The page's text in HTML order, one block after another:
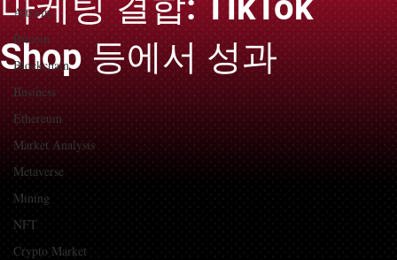
Altcoin
Bitcoin
Blockchain
Business
Ethereum
Market Analysis
Metaverse
Mining
NFT
Crypto Market
Shop 등에서 성과